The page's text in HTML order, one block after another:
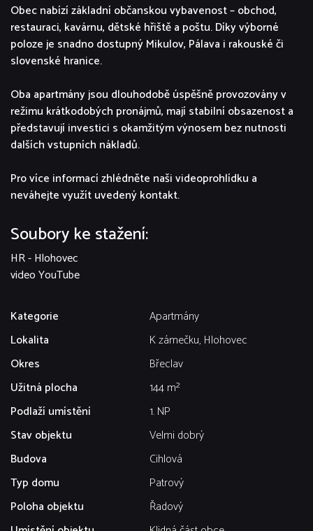
Obec nabízí základní občanskou vybavenost – obchod,
restauraci, kavárnu, dětské hřiště a poštu. Díky výborné
poloze je snadno dostupný Mikulov, Pálava i rakouské či
slovenské hranice.
Oba apartmány jsou dlouhodobě úspěšně provozovány v
režimu krátkodobých pronájmů, mají stabilní obsazenost a
představují investici s okamžitým výnosem bez nutnosti
dalších vstupních nákladů.
Pro více informací zhlédněte naši videoprohlídku a
neváhejte využít uvedený kontakt.
Soubory ke stažení:
HR - Hlohovec
video YouTube
Kategorie
Apartmány
Lokalita
K zámečku, Hlohovec
Okres
Břeclav
Užitná plocha
144 m²
Podlaží umístění
1. NP
Stav objektu
Velmi dobrý
Budova
Cihlová
Typ domu
Patrový
Poloha objektu
Řadový